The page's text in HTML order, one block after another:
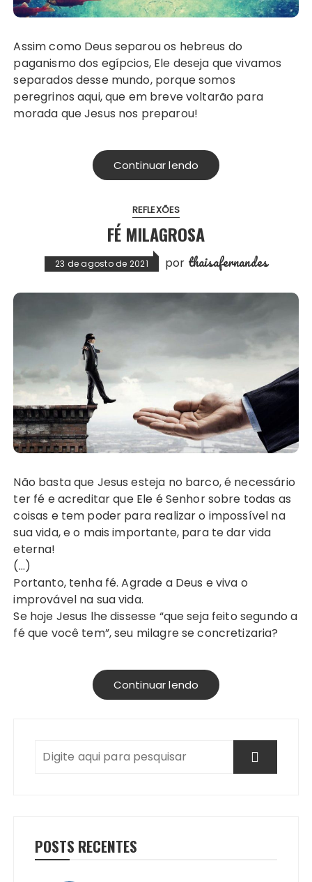
Assim como Deus separou os hebreus do
paganismo dos egípcios, Ele deseja que vivamos
separados desse mundo, porque somos
peregrinos aqui, que em breve voltarão para
morada que Jesus nos preparou!
Continuar lendo
REFLEXÕES
FÉ MILAGROSA
23 de agosto de 2021 por thaisafernandes
Não basta que Jesus esteja no barco, é necessário
ter fé e acreditar que Ele é Senhor sobre todas as
coisas e tem poder para realizar o impossível na
sua vida, e o mais importante, para te dar vida
eterna!
(…)
Portanto, tenha fé. Agrade a Deus e viva o
improvável na sua vida.
Se hoje Jesus lhe dissesse “que seja feito segundo a
fé que você tem”, seu milagre se concretizaria?
Continuar lendo
POSTS RECENTES